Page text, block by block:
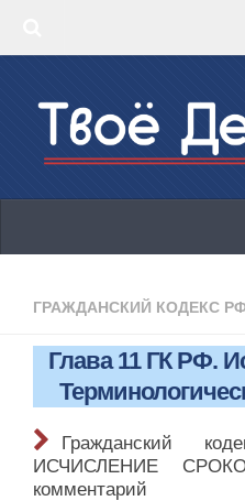
‣ КБК 2019
КБК 2019
ОКВЭД 2019
Онлайн-кассы 2019: 54-ФЗ!
Законодательство
ГРАЖДАНСКИЙ КОДЕКС
Глава 11 ГК РФ.
Гражданский
ИСЧИСЛЕНИЕ
комментарий